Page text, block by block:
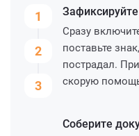
1
2
3
Зафиксируйте
Сразу
поставьте
пострадал.
скорую
Соберите